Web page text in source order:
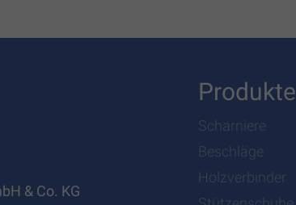
& Co. KG
Produkte
Scharniere
Beschläge
Holzverbinder